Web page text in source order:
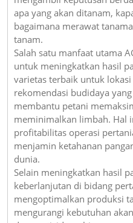
apa yang akan ditanam,
bagaimana merawat
tanam.
Salah satu manfaat utama
untuk meningkatkan hasil
varietas terbaik untuk
rekomendasi budidaya
membantu petani
meminimalkan limbah. Hal
profitabilitas operasi
menjamin ketahanan
dunia.
Selain meningkatkan hasil
keberlanjutan di bidang
mengoptimalkan produksi
mengurangi kebutuhan